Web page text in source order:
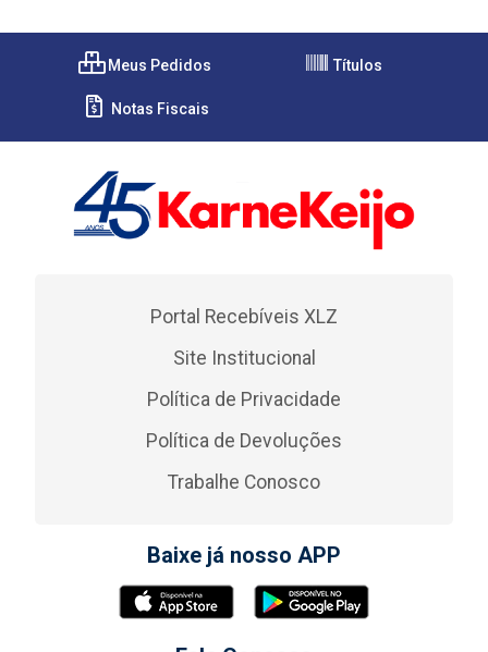
Meus Pedidos Títulos
Notas Fiscais
Portal Recebíveis XLZ
Site Institucional
Política de Privacidade
Política de Devoluções
Trabalhe Conosco
Baixe já nosso APP